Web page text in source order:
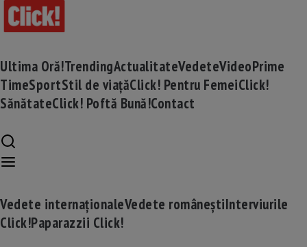
Ultima Oră!TrendingActualitateVedeteVideoPrime
TimeSportStil de viațăClick! Pentru FemeiClick!
SănătateClick! Poftă Bună!Contact
Vedete internaționaleVedete româneștiInterviurile
Click!Paparazzii Click!